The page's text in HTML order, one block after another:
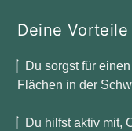
Deine Vorteile
Du sorgst für
Flächen in der
Du hilfst aktiv mit,